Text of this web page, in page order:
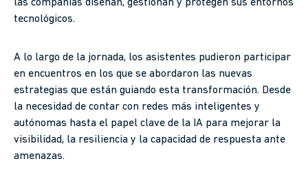
las compañías diseñan, gestionan y protegen sus entornos
tecnológicos.
A lo largo de la jornada, los asistentes pudieron participar
en encuentros en los que se abordaron las nuevas
estrategias que están guiando esta transformación. Desde
la necesidad de contar con redes más inteligentes y
autónomas hasta el papel clave de la IA para mejorar la
visibilidad, la resiliencia y la capacidad de respuesta ante
amenazas.